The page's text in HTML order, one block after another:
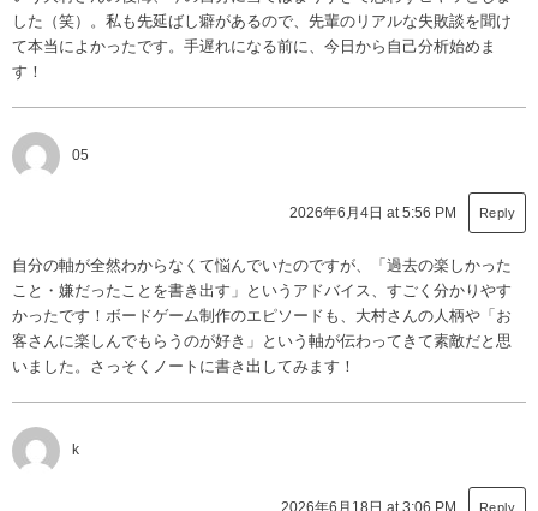
した（笑）。私も先延ばし癖があるので、先輩のリアルな失敗談を聞け
て本当によかったです。手遅れになる前に、今日から自己分析始めま
す！
05
2026年6月4日 at 5:56 PM Reply
自分の軸が全然わからなくて悩んでいたのですが、「過去の楽しかった
こと・嫌だったことを書き出す」というアドバイス、すごく分かりやす
かったです！ボードゲーム制作のエピソードも、大村さんの人柄や「お
客さんに楽しんでもらうのが好き」という軸が伝わってきて素敵だと思
いました。さっそくノートに書き出してみます！
k
2026年6月18日 at 3:06 PM Reply